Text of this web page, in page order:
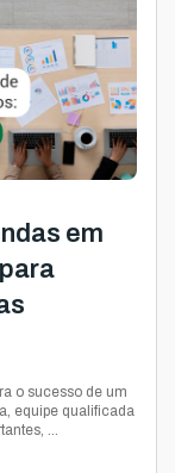
em
o sucesso de um
equipe qualificada
...